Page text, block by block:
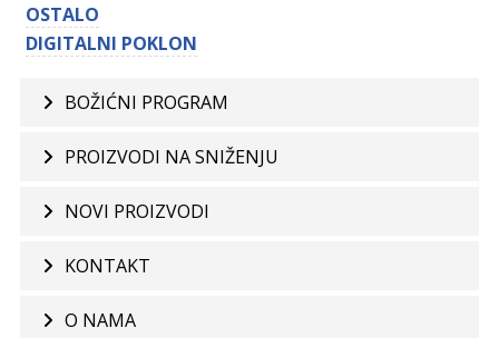
OSTALO
DIGITALNI POKLON
BOŽIĆNI PROGRAM
PROIZVODI NA SNIŽENJU
NOVI PROIZVODI
KONTAKT
O NAMA